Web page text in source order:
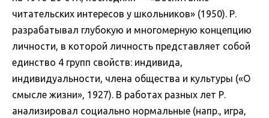
читательских интересов у школьников» (1950). Р.
разрабатывал глубокую и многомерную концепцию
личности, в которой личность представляет собой
единство 4 групп свойств: индивида,
индивидуальности, члена общества и культуры («О
смысле жизни», 1927). В работах разных лет Р.
анализировал социально нормальные (напр., игра,